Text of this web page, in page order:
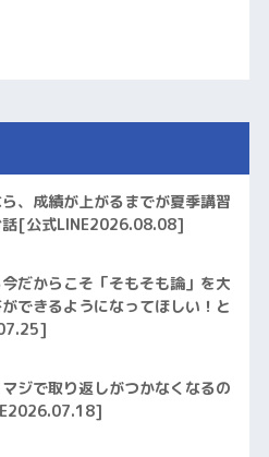
、成績が上がるまでが夏季講習
話[公式LINE2026.08.08]
だからこそ「そもそも論」を大
できるようになってほしい！と
ジで取り返しがつかなくなるの